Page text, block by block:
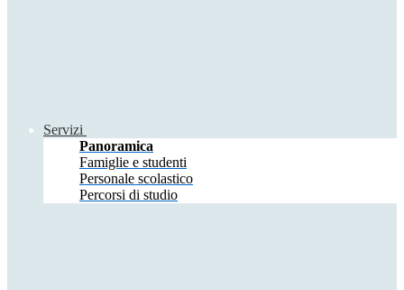
Servizi
Panoramica
Famiglie e studenti
Personale scolastico
Percorsi di studio